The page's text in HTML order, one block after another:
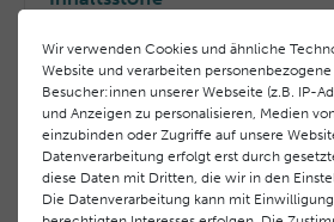
bis die Creme vollständig
Tipp:
Für einen zusätzlichen Frischekick
der Anwendung im Kühlschrank
Hydrogenated Ethylhexyl Olivate,
(Shea) Butter, Glyceryl Stearate,
Triglyceride, Cera Alba (Beeswax),
Ascophyllum Nodosum Extract,
Extract, Avena Sativa (Oat) Kernel
Alpinum Callus Culture Extract,
Extract, Ceratonia Siliqua (Carob)
Hersteller-Informationen
EU Verantwortlicher
Laboratoires BLC Thalgo
83520 Roquebrune sur Argens,
des Châtaigniers 00,
Verwandte
Wir verwenden Cookies und ähnliche
Website und verarbeiten
Besucher:innen unserer Webseite (z.B. IP-
und Anzeigen zu personalisieren, Medien
einzubinden oder Zugriffe auf unsere
Datenverarbeitung erfolgt erst durch
diese Daten mit Dritten, die wir in den
Die Datenverarbeitung kann mit